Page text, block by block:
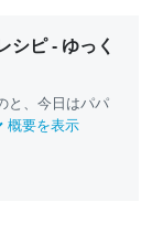
シピ - ゆっく
と、今日はパパ
概要を表示